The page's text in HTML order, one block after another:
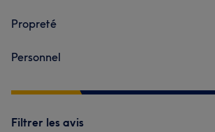
Propreté
Personnel
Filtrer les avis